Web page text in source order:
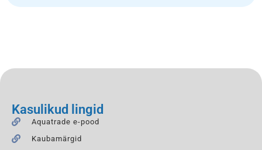
Kasulikud lingid
Aquatrade e-pood
Kaubamärgid